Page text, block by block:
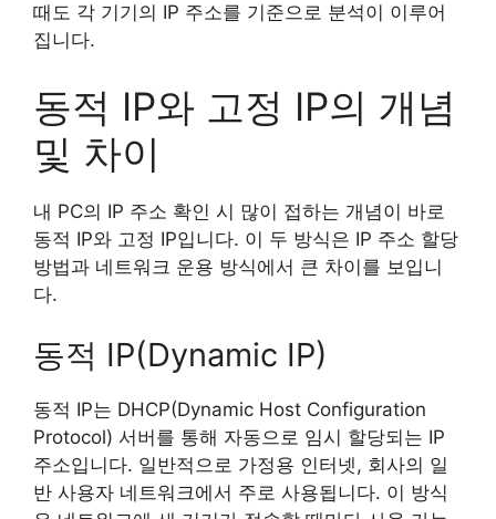
때도 각 기기의 IP 주소를 기준으로 분석이 이루어
집니다.
동적 IP와 고정 IP의 개념
및 차이
내 PC의 IP 주소 확인 시 많이 접하는 개념이 바로
동적 IP와 고정 IP입니다. 이 두 방식은 IP 주소 할당
방법과 네트워크 운용 방식에서 큰 차이를 보입니
다.
동적 IP(Dynamic IP)
동적 IP는 DHCP(Dynamic Host Configuration
Protocol) 서버를 통해 자동으로 임시 할당되는 IP
주소입니다. 일반적으로 가정용 인터넷, 회사의 일
반 사용자 네트워크에서 주로 사용됩니다. 이 방식